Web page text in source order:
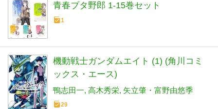
青春ブタ野郎 1-15巻セット
1
機動戦士ガンダムエイト (1) (角川コミ
ックス・エース)
鴨志田一 高木秀栄 矢立肇・富野由悠季
29